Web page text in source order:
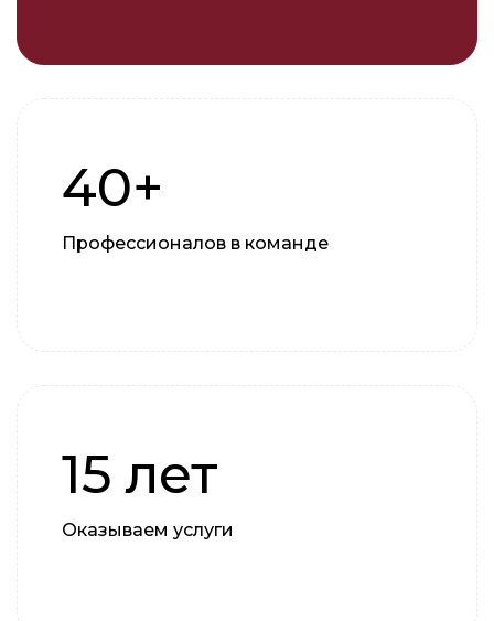
40+
Профессионалов в команде
15 лет
Оказываем услуги